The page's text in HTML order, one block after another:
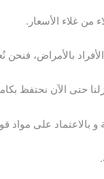
من غلاء الأسعار.
بالأمراض،
حتى الآن نحتفظ
و بالاعتماد على